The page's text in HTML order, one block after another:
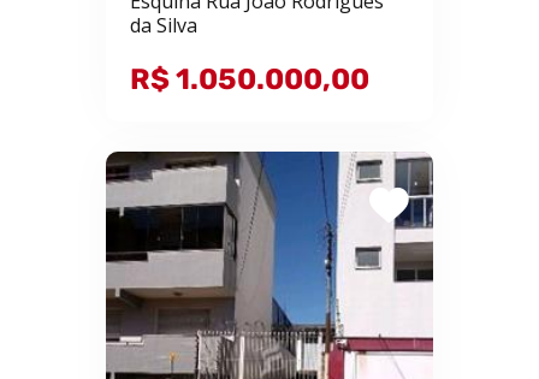
da Silva
R$ 1.050.000,00